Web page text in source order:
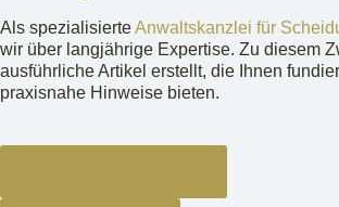
Als spezialisierteAnwaltskanzlei für
wir über langjährige Expertise. Zu diesem
ausführliche Artikel erstellt, die Ihnen
praxisnahe Hinweise bieten.